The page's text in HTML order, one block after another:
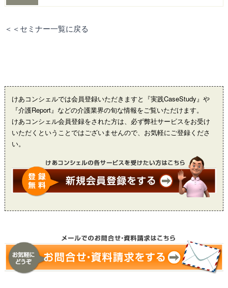
＜＜セミナー一覧に戻る
けあコンシェルでは会員登録いただきますと『実践CaseStudy』や
『介護Report』などの介護業界の旬な情報をご覧いただけます。
けあコンシェル会員登録をされた方は、必ず弊社サービスをお受け
いただくということではございませんので、お気軽にご登録くださ
い。